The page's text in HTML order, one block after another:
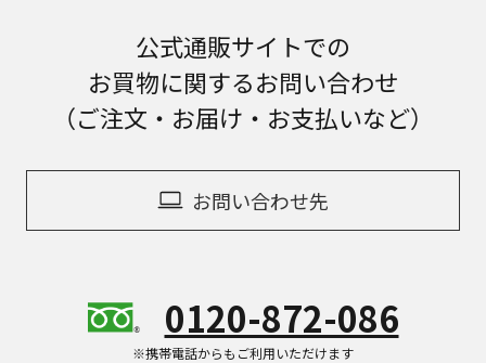
公式通販サイトでの
お買物に関するお問い合わせ
（ご注文・お届け・お支払いなど）
お問い合わせ先
0120-872-086
※携帯電話からもご利用いただけます